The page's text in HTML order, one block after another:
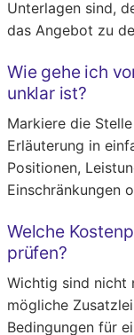
Unterlagen sind,
das Angebot zu
Wie gehe ich
unklar ist?
Markiere die
Erläuterung in
Positionen,
Einschränkungen
Welche
prüfen?
Wichtig sind nicht
mögliche
Bedingungen für